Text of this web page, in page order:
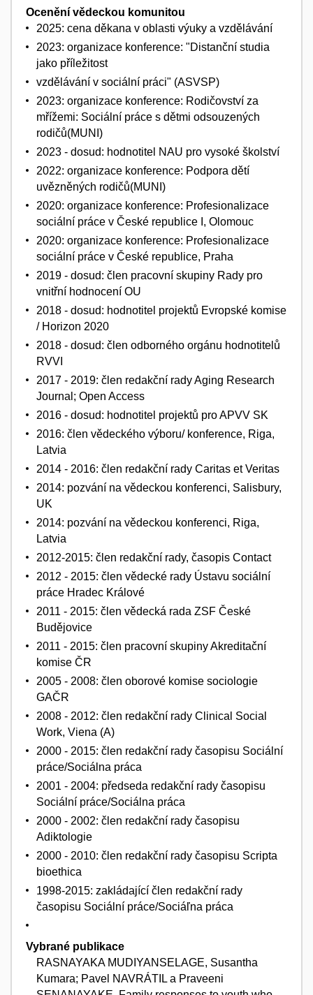
Ocenění vědeckou komunitou
2025: cena děkana v oblasti výuky a vzdělávání
2023: organizace konference: "Distanční studia
jako příležitost
vzdělávání v sociální práci" (ASVSP)
2023: organizace konference: Rodičovství za
mřížemi: Sociální práce s dětmi odsouzených
rodičů(MUNI)
2023 - dosud: hodnotitel NAU pro vysoké školství
2022: organizace konference: Podpora dětí
uvězněných rodičů(MUNI)
2020: organizace konference: Profesionalizace
sociální práce v České republice I, Olomouc
2020: organizace konference: Profesionalizace
sociální práce v České republice, Praha
2019 - dosud: člen pracovní skupiny Rady pro
vnitřní hodnocení OU
2018 - dosud: hodnotitel projektů Evropské komise
/ Horizon 2020
2018 - dosud: člen odborného orgánu hodnotitelů
RVVI
2017 - 2019: člen redakční rady Aging Research
Journal; Open Access
2016 - dosud: hodnotitel projektů pro APVV SK
2016: člen vědeckého výboru/ konference, Riga,
Latvia
2014 - 2016: člen redakční rady Caritas et Veritas
2014: pozvání na vědeckou konferenci, Salisbury,
UK
2014: pozvání na vědeckou konferenci, Riga,
Latvia
2012-2015: člen redakční rady, časopis Contact
2012 - 2015: člen vědecké rady Ústavu sociální
práce Hradec Králové
2011 - 2015: člen vědecká rada ZSF České
Budějovice
2011 - 2015: člen pracovní skupiny Akreditační
komise ČR
2005 - 2008: člen oborové komise sociologie
GAČR
2008 - 2012: člen redakční rady Clinical Social
Work, Viena (A)
2000 - 2015: člen redakční rady časopisu Sociální
práce/Sociálna práca
2001 - 2004: předseda redakční rady časopisu
Sociální práce/Sociálna práca
2000 - 2002: člen redakční rady časopisu
Adiktologie
2000 - 2010: člen redakční rady časopisu Scripta
bioethica
1998-2015: zakládající člen redakční rady
časopisu Sociální práce/Sociáľna práca
Vybrané publikace
RASNAYAKA MUDIYANSELAGE, Susantha
Kumara; Pavel NAVRÁTIL a Praveeni